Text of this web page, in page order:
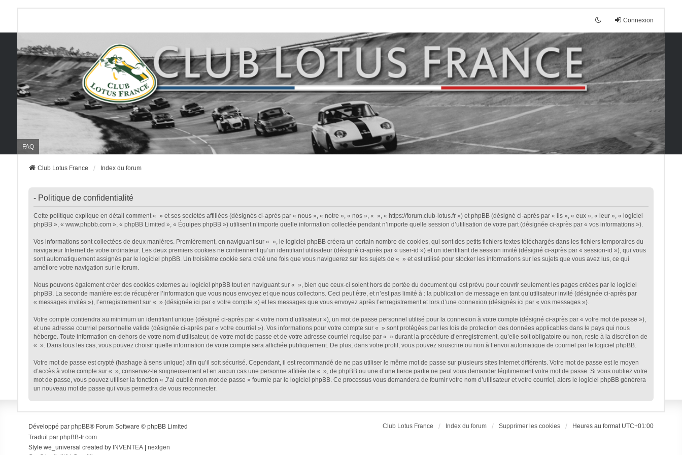
Connexion
FAQ
Club Lotus France Index du forum
- Politique de confidentialité
Cette politique explique en détail comment « » et ses sociétés affiliées (désignés ci-après par « nous », « notre », « nos », « », « https://forum.club-lotus.fr ») et phpBB (désigné ci-après par « ils », « eux », « leur », « logiciel
phpBB », « www.phpbb.com », « phpBB Limited », « Équipes phpBB ») utilisent n’importe quelle information collectée pendant n’importe quelle session d’utilisation de votre part (désignée ci-après par « vos informations »).
Vos informations sont collectées de deux manières. Premièrement, en naviguant sur « », le logiciel phpBB créera un certain nombre de cookies, qui sont des petits fichiers textes téléchargés dans les fichiers temporaires du
navigateur Internet de votre ordinateur. Les deux premiers cookies ne contiennent qu’un identifiant utilisateur (désigné ci-après par « user-id ») et un identifiant de session invité (désigné ci-après par « session-id »), qui vous
sont automatiquement assignés par le logiciel phpBB. Un troisième cookie sera créé une fois que vous naviguerez sur les sujets de « » et est utilisé pour stocker les informations sur les sujets que vous avez lus, ce qui
améliore votre navigation sur le forum.
Nous pouvons également créer des cookies externes au logiciel phpBB tout en naviguant sur « », bien que ceux-ci soient hors de portée du document qui est prévu pour couvrir seulement les pages créées par le logiciel
phpBB. La seconde manière est de récupérer l’information que vous nous envoyez et que nous collectons. Ceci peut être, et n’est pas limité à : la publication de message en tant qu’utilisateur invité (désignée ci-après par
« messages invités »), l’enregistrement sur « » (désignée ici par « votre compte ») et les messages que vous envoyez après l’enregistrement et lors d’une connexion (désignés ici par « vos messages »).
Votre compte contiendra au minimum un identifiant unique (désigné ci-après par « votre nom d’utilisateur »), un mot de passe personnel utilisé pour la connexion à votre compte (désigné ci-après par « votre mot de passe »),
et une adresse courriel personnelle valide (désignée ci-après par « votre courriel »). Vos informations pour votre compte sur « » sont protégées par les lois de protection des données applicables dans le pays qui nous
héberge. Toute information en-dehors de votre nom d’utilisateur, de votre mot de passe et de votre adresse courriel requise par « » durant la procédure d’enregistrement, qu’elle soit obligatoire ou non, reste à la discrétion de
« ». Dans tous les cas, vous pouvez choisir quelle information de votre compte sera affichée publiquement. De plus, dans votre profil, vous pouvez souscrire ou non à l’envoi automatique de courriel par le logiciel phpBB.
Votre mot de passe est crypté (hashage à sens unique) afin qu’il soit sécurisé. Cependant, il est recommandé de ne pas utiliser le même mot de passe sur plusieurs sites Internet différents. Votre mot de passe est le moyen
d’accès à votre compte sur « », conservez-le soigneusement et en aucun cas une personne affiliée de « », de phpBB ou une d’une tierce partie ne peut vous demander légitimement votre mot de passe. Si vous oubliez votre
mot de passe, vous pouvez utiliser la fonction « J’ai oublié mon mot de passe » fournie par le logiciel phpBB. Ce processus vous demandera de fournir votre nom d’utilisateur et votre courriel, alors le logiciel phpBB générera
un nouveau mot de passe qui vous permettra de vous reconnecter.
Club Lotus France Index du forum Supprimer les cookies Heures au format UTC+01:00
Développé par phpBB® Forum Software © phpBB Limited
Traduit par phpBB-fr.com
Style we_universal created by INVENTEA| nextgen